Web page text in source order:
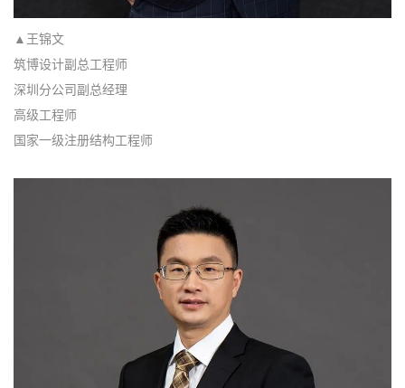
▲王锦文
筑博设计副总工程师
深圳分公司副总经理
高级工程师
国家一级注册结构工程师